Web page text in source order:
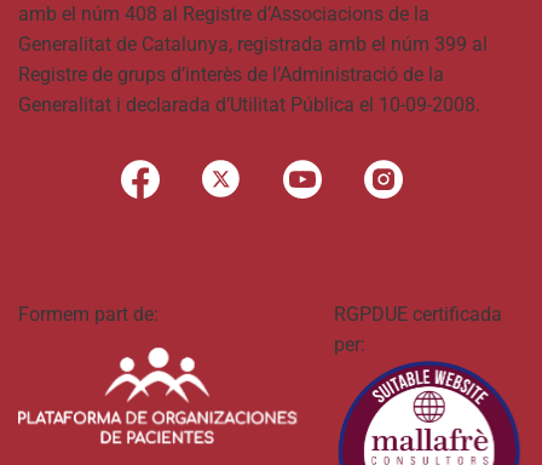
amb el núm 408 al Registre d’Associacions de la
Generalitat de Catalunya, registrada amb el núm 399 al
Registre de grups d’interès de l’Administració de la
Generalitat i declarada d’Utilitat Pública el 10-09-2008.
Formem part de:
RGPDUE certificada
per: